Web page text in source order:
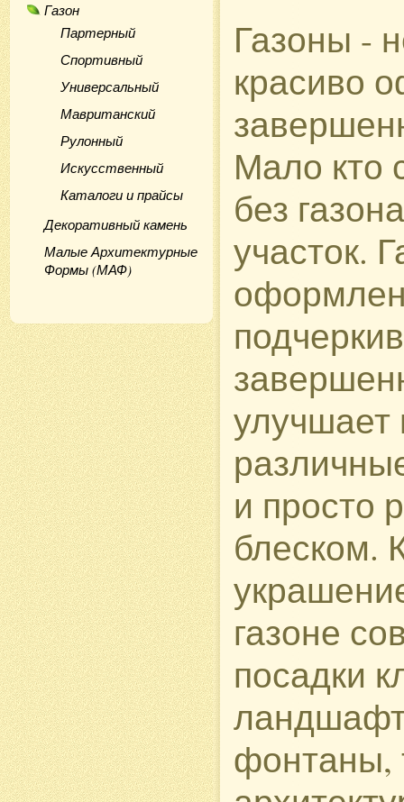
Газон
Партерный
Спортивный
Универсальный
Мавританский
Рулонный
Искусственный
Каталоги и прайсы
Декоративный камень
Малые Архитектурные
Формы (МАФ)
Газоны -
красиво
Мало кто
без
участок.
улучшает
и просто
блеском.
газоне
посадки
фонтаны,